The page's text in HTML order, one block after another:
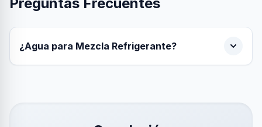
¿Agua para Mezcla Refrigerante?